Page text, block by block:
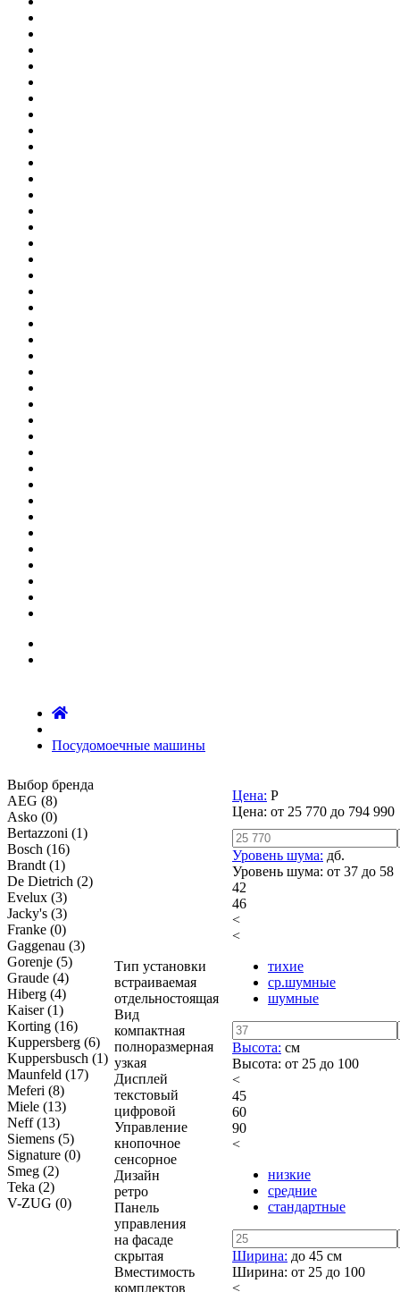
Посудомоечные машины
Выбор бренда
AEG (8)
Asko (0)
Bertazzoni (1)
Bosch (16)
Brandt (1)
De Dietrich (2)
Evelux (3)
Jacky's (3)
Franke (0)
Gaggenau (3)
Gorenje (5)
Graude (4)
Hiberg (4)
Kaiser(1)
Korting (16)
Kuppersberg (6)
Kuppersbusch (1)
Maunfeld (17)
Meferi (8)
Miele (13)
Neff(13)
Siemens (5)
Signature (0)
Smeg (2)
Teka (2)
V-ZUG (0)
Тип установки
встраиваемая
отдельностоящая
Вид
компактная
полноразмерная
узкая
Дисплей
текстовый
цифровой
Управление
кнопочное
сенсорное
Дизайн
ретро
Панель
управления
на фасаде
скрытая
Вместимость
комплектов
Цена: Р
Цена: от 25 770 до 794 990
Уровень шума: дб.
Уровень шума: от 37 до 58
42
46
<
<
тихие
ср.шумные
шумные
Высота: см
Высота: от 25 до 100
<
45
60
90
<
низкие
средние
стандартные
Ширина: до 45 см
Ширина: от 25 до 100
<